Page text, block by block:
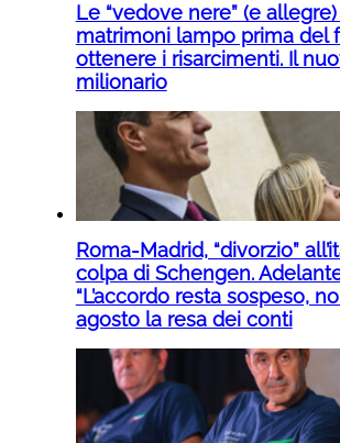
Le “vedove nere” (e
matrimoni lampo prima del
ottenere i risarcimenti. Il
milionario
Roma-Madrid, “divorzio”
colpa di Schengen.
“L’accordo resta sospeso,
agosto la resa dei conti